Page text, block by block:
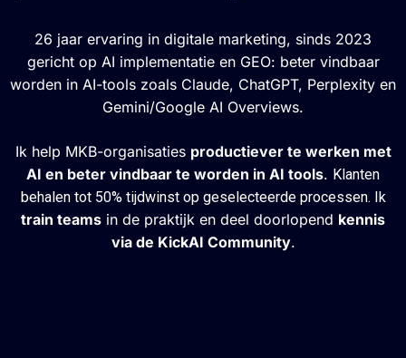
26 jaar ervaring in digitale marketing, sinds 2023
gericht op AI implementatie en GEO: beter vindbaar
worden in AI-tools zoals Claude, ChatGPT, Perplexity en
Gemini/Google AI Overviews.
Ik help MKB-organisaties productiever te werken met
AI en beter vindbaar te worden in AI tools. Klanten
behalen tot 50% tijdwinst op geselecteerde processen. Ik
train teams in de praktijk en deel doorlopend kennis
via de KickAI Community.